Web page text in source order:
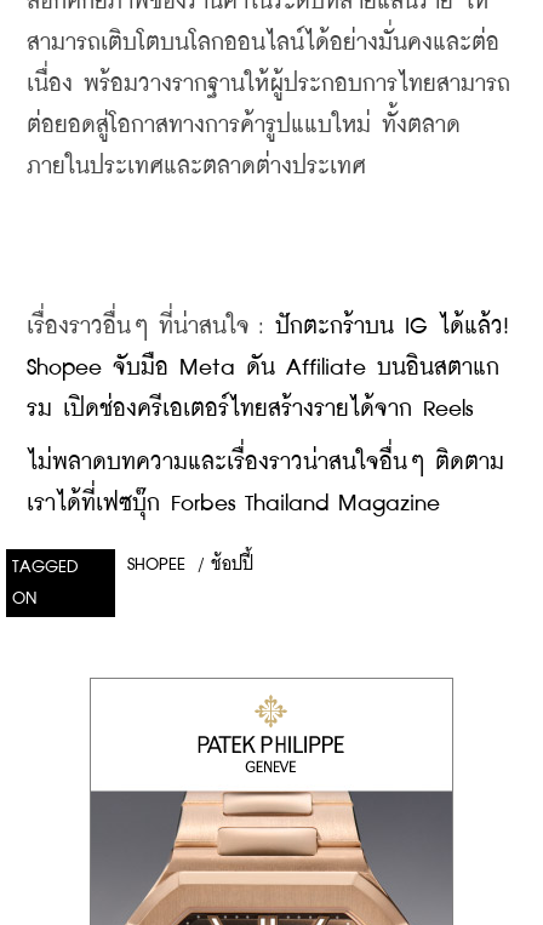
สามารถเติบโตบนโลกออนไลน์ได้อย่างมั่นคงและต่อ
เนื่อง พร้อมวางรากฐานให้ผู้ประกอบการไทยสามารถ
ต่อยอดสู่โอกาสทางการค้ารูปแแบใหม่ ทั้งตลาด
ภายในประเทศและตลาดต่างประเทศ
เรื่องราวอื่นๆ ที่น่าสนใจ : ปักตะกร้าบน IG ได้แล้ว!
Shopee จับมือ Meta ดัน Affiliate บนอินสตาแก
รม เปิดช่องครีเอเตอร์ไทยสร้างรายได้จาก Reels
​ไม่พลาดบทความและเรื่องราวน่าสนใจอื่นๆ ติดตาม
เราได้ที่เฟซบุ๊ก Forbes Thailand Magazine
TAGGED
ON
SHOPEE / ช้อปปี้